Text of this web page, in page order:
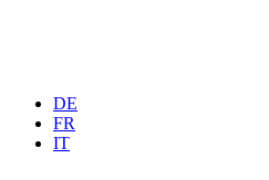
DE
FR
IT